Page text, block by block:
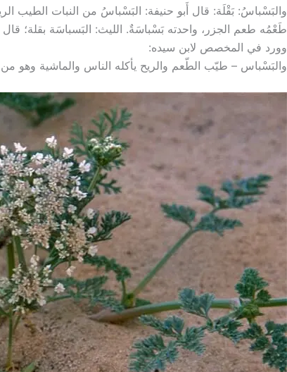
والبَسْباسُ: بَقْلَة: قال أَبو حنيفة: البَسْباسُ من النبات الطيب
طَعْمُه طعم الجزر، واحدته بَسْباسَةٌ. الليث: البَسباسَة بقلة؛
وورد في المخصص لابن سيده:
والبَسْباس – طيّب الطّعم والريح يأكله الناس والماشية وهو من